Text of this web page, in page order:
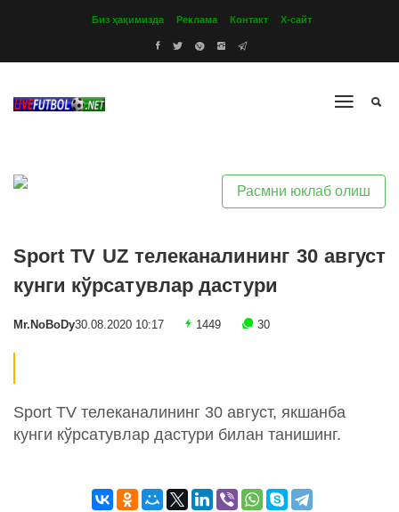
Биз ҳақимизда Реклама Контакт Х-сайт
Расмни юклаб олиш
Sport TV UZ телеканалининг 30 август
кунги кўрсатувлар дастури
Mr.NoBoDy30.08.2020 10:17 1449 30
Sport TV телеканалининг 30 август, якшанба
кунги кўрсатувлар дастури билан танишинг.